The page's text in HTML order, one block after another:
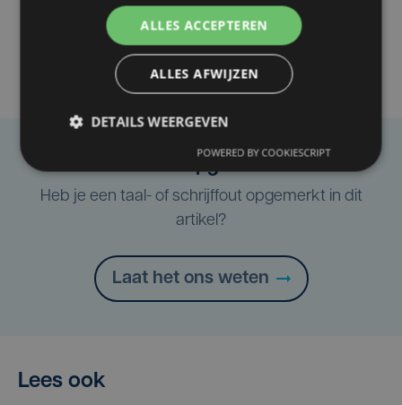
Taalfout opgemerkt?
Heb je een taal- of schrijffout opgemerkt in dit
artikel?
Laat het ons weten
Lees ook
ALLES ACCEPTEREN
ALLES AFWIJZEN
DETAILS WEERGEVEN
POWERED BY COOKIESCRIPT